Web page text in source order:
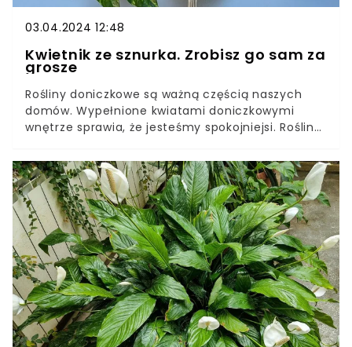
03.04.2024 12:48
Kwietnik ze sznurka. Zrobisz go sam za
grosze
Rośliny doniczkowe są ważną częścią naszych
domów. Wypełnione kwiatami doniczkowymi
wnętrze sprawia, że jesteśmy spokojniejsi. Rośliny
odpowiednie warunki. Jak samodzielnie zrobić
wiszący kwietnik?Zwisający kwietnik będzie
idealną propozycją dla najróżniejszych bluszczy.
W sklepach znajdziemy gotowe propozycje,
jednak musimy za nie sporo zapłacić. Dlatego
pokażemy, jak niedużym kosztem, wykonać
makramę na doniczkę.